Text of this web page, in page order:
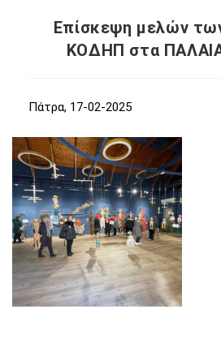
Επίσκεψη μελών
ΚΟΔΗΠ στα
Πάτρα, 17-02-2025